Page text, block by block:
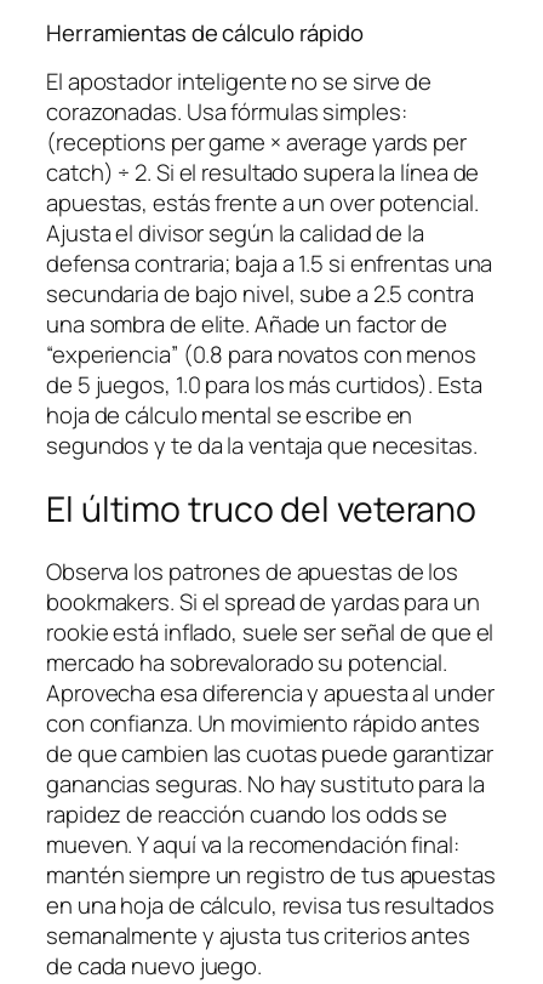
Herramientas de cálculo rápido
El apostador inteligente no se sirve de
corazonadas. Usa fórmulas simples:
(receptions per game × average yards per
catch) ÷ 2. Si el resultado supera la línea de
apuestas, estás frente a un over potencial.
Ajusta el divisor según la calidad de la
defensa contraria; baja a 1.5 si enfrentas una
secundaria de bajo nivel, sube a 2.5 contra
una sombra de elite. Añade un factor de
“experiencia” (0.8 para novatos con menos
de 5 juegos, 1.0 para los más curtidos). Esta
hoja de cálculo mental se escribe en
segundos y te da la ventaja que necesitas.
El último truco del veterano
Observa los patrones de apuestas de los
bookmakers. Si el spread de yardas para un
rookie está inflado, suele ser señal de que el
mercado ha sobrevalorado su potencial.
Aprovecha esa diferencia y apuesta al under
con confianza. Un movimiento rápido antes
de que cambien las cuotas puede garantizar
ganancias seguras. No hay sustituto para la
rapidez de reacción cuando los odds se
mueven. Y aquí va la recomendación final:
mantén siempre un registro de tus apuestas
en una hoja de cálculo, revisa tus resultados
semanalmente y ajusta tus criterios antes
de cada nuevo juego.